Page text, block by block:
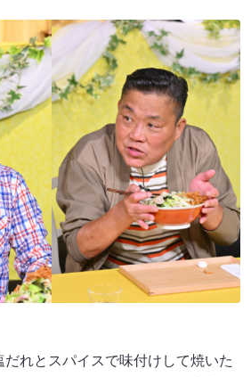
れとスパイスで味付けして焼いた